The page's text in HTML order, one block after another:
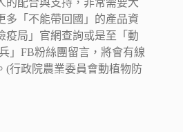
的配合與支持，非常需要大
多「不能帶回國」的產品資
疫局」官網查詢或是至「動
」FB粉絲團留言，將會有線
(行政院農業委員會動植物防